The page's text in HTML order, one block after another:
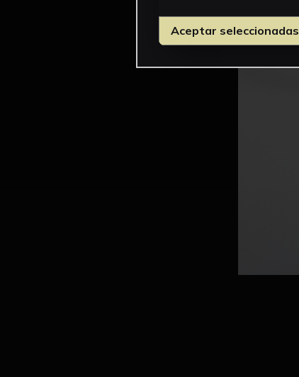
Aceptar seleccionadas